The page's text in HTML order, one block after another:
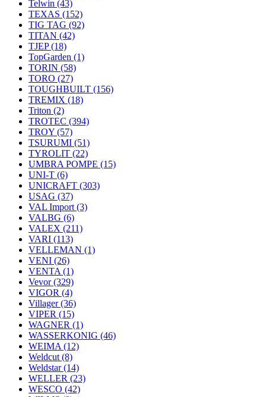
Telwin (43)
TEXAS (152)
TIG TAG (92)
TITAN (42)
TJEP(18)
TopGarden (1)
TORIN (58)
TORO (27)
TOUGHBUILT (156)
TREMIX (18)
Triton (2)
TROTEC (394)
TROY (57)
TSURUMI (51)
TYROLIT (22)
UMBRA POMPE (15)
UNI-T (6)
UNICRAFT (303)
USAG (37)
VAL Import (3)
VALBG (6)
VALEX (211)
VARI (113)
VELLEMAN (1)
VENI (26)
VENTA (1)
Vevor(329)
VIGOR (4)
Villager(36)
VIPER (15)
WAGNER (1)
WASSERKONIG (46)
WEIMA (12)
Weldcut (8)
Weldstar(14)
WELLER (23)
WESCO (42)